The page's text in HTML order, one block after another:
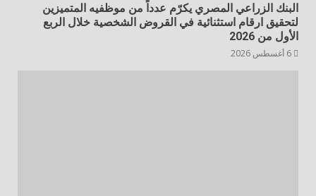
البنك الزراعي المصري يكرّم عدداً من موظفيه المتميزين
لتحقيق ارقام استثنائية في القروض الشخصية خلال الربع
الأول من 2026